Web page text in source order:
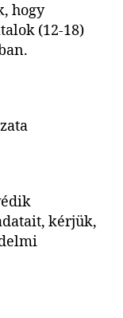
hogy
(12-18)
kérjük,